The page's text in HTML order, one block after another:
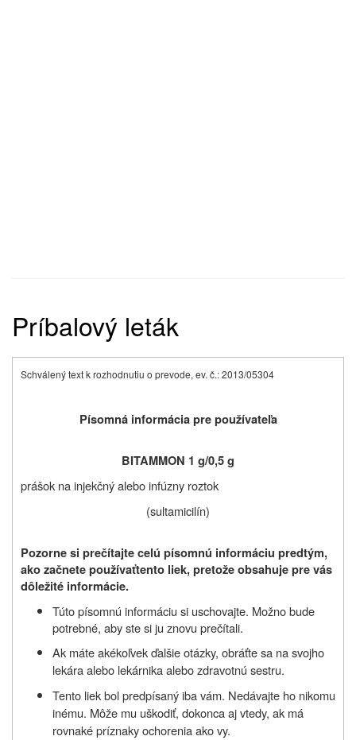
Príbalový leták
Schválený text k rozhodnutiu o prevode, ev. č.: 2013/05304
Písomná informácia pre používateľa
BITAMMON 1 g/0,5 g
prášok na injekčný alebo infúzny roztok
(sultamicilín)
Pozorne si prečítajte celú písomnú informáciu predtým,
ako začnete používaťtento liek, pretože obsahuje pre vás
dôležité informácie.
Túto písomnú informáciu si uschovajte. Možno bude
potrebné, aby ste si ju znovu prečítali.
Ak máte akékoľvek ďalšie otázky, obráťte sa na svojho
lekára alebo lekárnika alebo zdravotnú sestru.
Tento liek bol predpísaný iba vám. Nedávajte ho nikomu
inému. Môže mu uškodiť, dokonca aj vtedy, ak má
rovnaké príznaky ochorenia ako vy.